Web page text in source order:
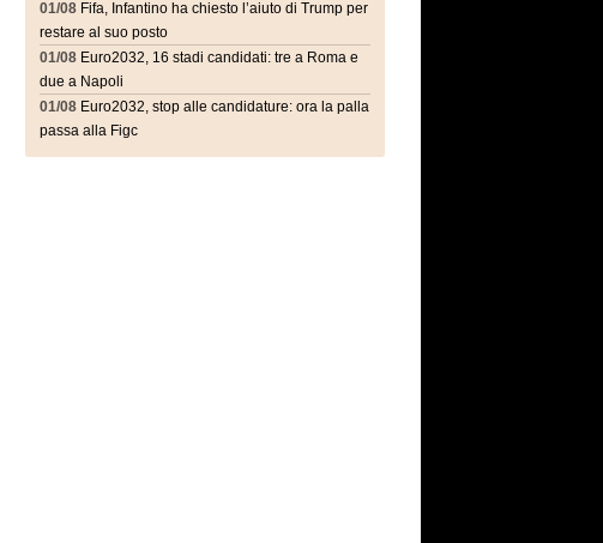
01/08 Fifa, Infantino ha chiesto l’aiuto di Trump per
restare al suo posto
01/08 Euro2032, 16 stadi candidati: tre a Roma e
due a Napoli
01/08 Euro2032, stop alle candidature: ora la palla
passa alla Figc